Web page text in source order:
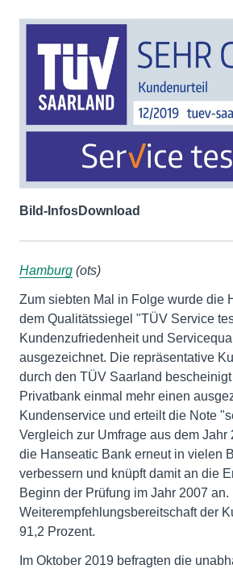
Bild-InfosDownload
Hamburg (ots)
Zum siebten Mal in Folge wurde die
dem Qualitätssiegel "TÜV Service
Kundenzufriedenheit und
ausgezeichnet. Die repräsentative
durch den TÜV Saarland
Privatbank einmal mehr einen
Kundenservice und erteilt die Note
Vergleich zur Umfrage aus dem Jahr
die Hanseatic Bank erneut in vielen
verbessern und knüpft damit an die
Beginn der Prüfung im Jahr 2007 an.
Weiterempfehlungsbereitschaft der
91,2 Prozent.
Im Oktober 2019 befragten die